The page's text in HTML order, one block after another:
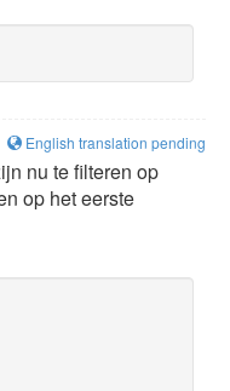
English translation pending
nu te filteren op
op het eerste